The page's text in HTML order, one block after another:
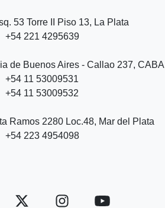
53 Torre II Piso 13, La Plata
+54 221 4295639
de Buenos Aires - Callao 237, CABA
+54 11 53009531
+54 11 53009532
Ramos 2280 Loc.48, Mar del Plata
+54 223 4954098